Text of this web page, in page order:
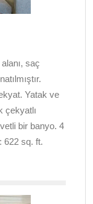
saç
Yatak ve
çekyatlı
bir banyo. 4
622 sq. ft.